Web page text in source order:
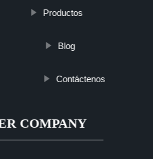
Productos
Blog
Contáctenos
COMPANY